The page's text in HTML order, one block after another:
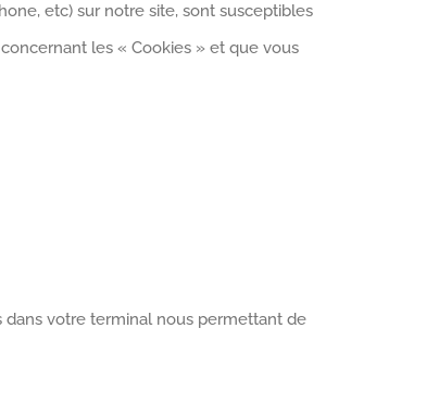
etc) sur notre site, sont susceptibles
les « Cookies » et que vous
votre terminal nous permettant de